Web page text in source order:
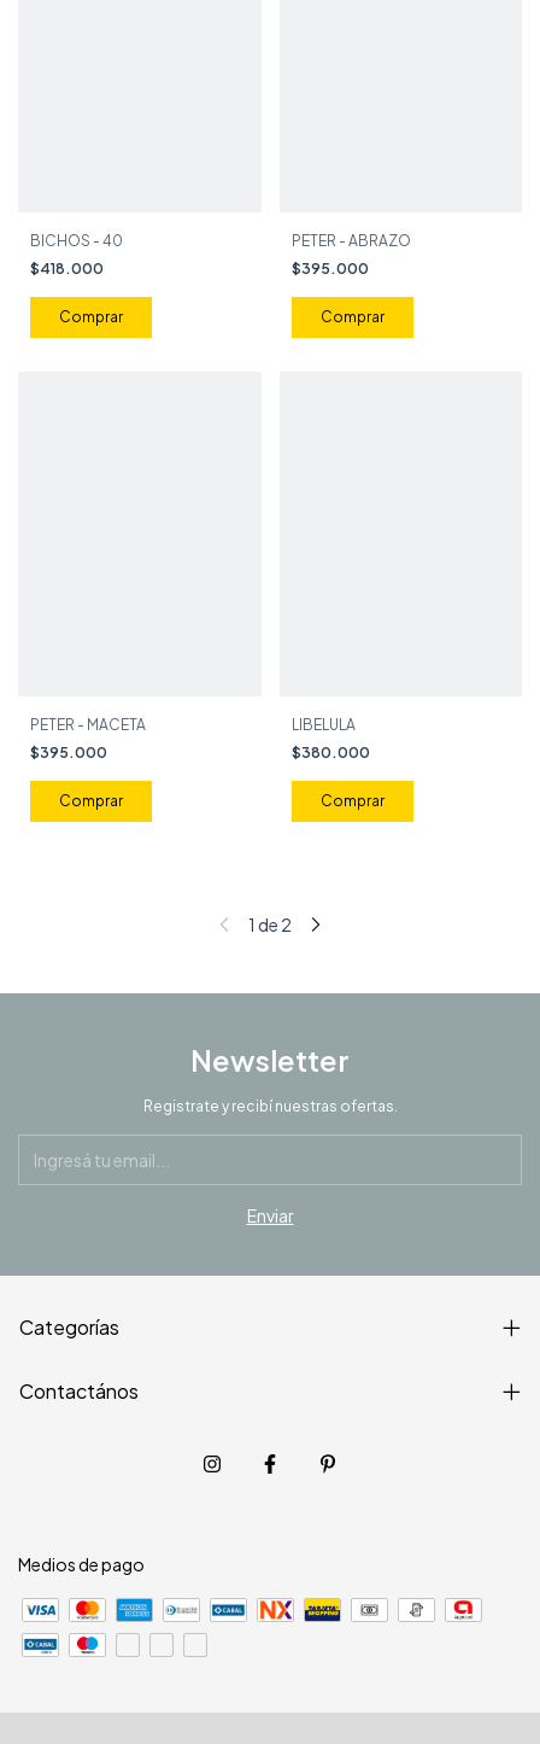
BICHOS - 40
$418.000
PETER - ABRAZO
$395.000
PETER - MACETA
$395.000
LIBELULA
$380.000
Comprar
1 de 2
Newsletter
Registrate y recibí nuestras ofertas.
Categorías
Contactános
Medios de pago